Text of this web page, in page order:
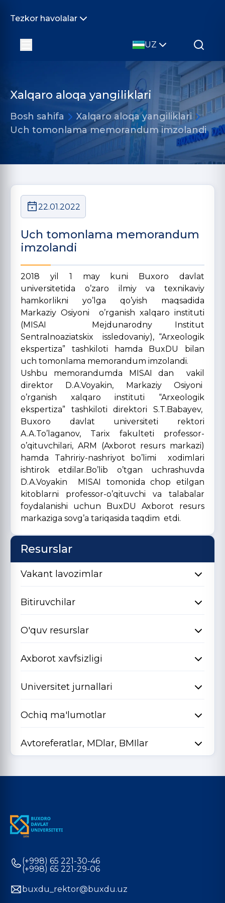
Tezkor havolalar
UZ
Xalqaro aloqa yangiliklari
Bosh sahifa
Xalqaro aloqa yangiliklari
Uch tomonlama memorandum imzolandi
22.01.2022
Uch tomonlama memorandum
imzolandi
2018 yil 1 may kuni Buxoro davlat
universitetida o’zaro ilmiy va texnikaviy
hamkorlikni yo’lga qo’yish maqsadida
Markaziy Osiyoni o’rganish xalqaro instituti
(MISAI Mejdunarodny Institut
Sentralnoaziatskix issledovaniy), “Arxeologik
ekspertiza” tashkiloti hamda BuxDU bilan
uch tomonlama memorandum imzolandi.
Ushbu memorandumda MISAI dan
vakil
direktor D.A.Voyakin, Markaziy Osiyoni
o’rganish xalqaro instituti “Arxeologik
ekspertiza” tashkiloti direktori S.T.Babayev,
Buxoro davlat universiteti rektori
A.A.To’laganov, Tarix fakulteti professor-
o’qituvchilari, ARM (Axborot resurs markazi)
hamda Tahririy-nashriyot bo’limi xodimlari
ishtirok etdilar.Bo’lib o’tgan uchrashuvda
D.A.Voyakin MISAI tomonida chop etilgan
kitoblarni professor-o’qituvchi va talabalar
foydalanishi uchun BuxDU Axborot resurs
markaziga sovg’a tariqasida taqdim etdi.
Resurslar
Vakant lavozimlar
Bitiruvchilar
O'quv resurslar
Axborot xavfsizligi
Universitet jurnallari
Ochiq ma'lumotlar
Avtoreferatlar, MDlar, BMIlar
(+998) 65 221-30-46
(+998) 65 221-29-06
buxdu_rektor@buxdu.uz